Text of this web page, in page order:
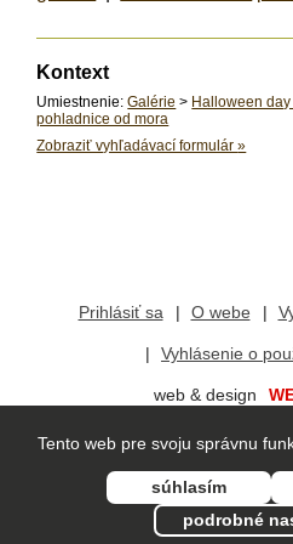
Kontext
Umiestnenie:Galérie > Halloween
pohladnice od mora
Zobraziť vyhľadávací formulár»
Prihlásiť sa O webe
Vyhlásenie o
web & design
redakčný systém
Tento web pre svoju správnu
súhlasím
podrobné